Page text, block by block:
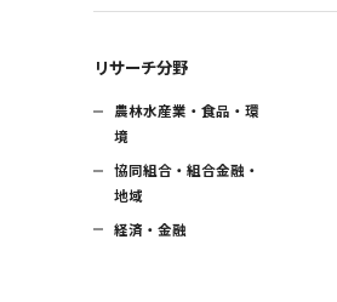
リサーチ分野
農林水産業・食品・環
境
協同組合・組合金融・
地域
経済・金融